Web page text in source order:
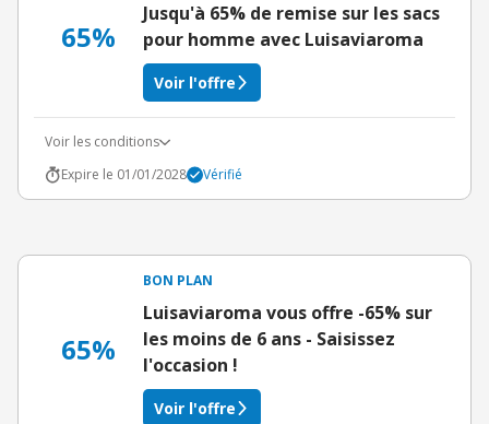
65%
Jusqu'à 65% de remise sur les sacs
pour homme avec Luisaviaroma
Voir l'offre
Voir les conditions
Expire le 01/01/2028
Vérifié
65%
BON PLAN
Luisaviaroma vous offre -65% sur
les moins de 6 ans - Saisissez
l'occasion !
Voir l'offre